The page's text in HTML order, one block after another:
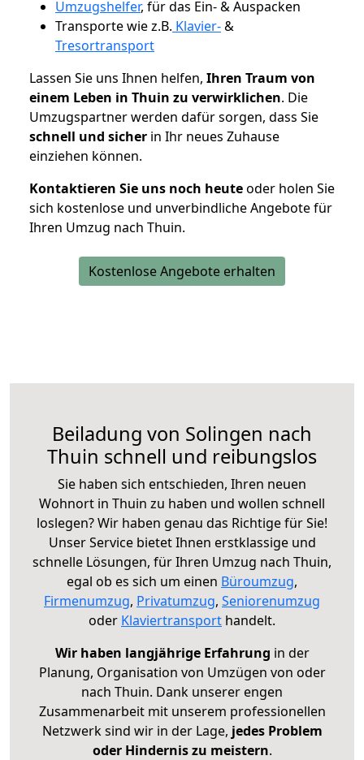
Umzugshelfer, für das Ein- & Auspacken
Transporte wie z.B. Klavier-&
Tresortransport
Lassen Sie uns Ihnen helfen, Ihren Traum von
einem Leben in Thuin zu verwirklichen. Die
Umzugspartner werden dafür sorgen, dass Sie
schnell und sicher in Ihr neues Zuhause
einziehen können.
Kontaktieren Sie uns noch heuteoder holen Sie
sich kostenlose und unverbindliche Angebote für
Ihren Umzug nach Thuin.
Kostenlose Angebote erhalten
Beiladung von Solingen nach
Thuin schnell und reibungslos
Sie haben sich entschieden, Ihren neuen
Wohnort in Thuin zu haben und wollen schnell
loslegen? Wir haben genau das Richtige für Sie!
Unser Service bietet Ihnen erstklassige und
schnelle Lösungen, für Ihren Umzug nach Thuin,
egal ob es sich um einen Büroumzug,
Firmenumzug, Privatumzug, Seniorenumzug
oder Klaviertransport handelt.
Wir haben langjährige Erfahrung in der
Planung, Organisation von Umzügen von oder
nach Thuin. Dank unserer engen
Zusammenarbeit mit unserem professionellen
Netzwerk sind wir in der Lage, jedes Problem
oder Hindernis zu meistern.